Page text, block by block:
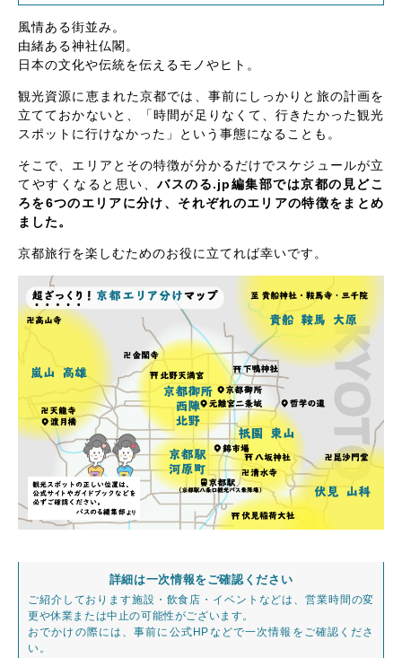
風情ある街並み。
由緒ある神社仏閣。
日本の文化や伝統を伝えるモノやヒト。
観光資源に恵まれた京都では、事前にしっかりと旅の計画を
立てておかないと、「時間が足りなくて、行きたかった観光
スポットに行けなかった」という事態になることも。
そこで、エリアとその特徴が分かるだけでスケジュールが立
てやすくなると思い、バスのる.jp編集部では京都の見どこ
ろを6つのエリアに分け、それぞれのエリアの特徴をまとめ
ました。
京都旅行を楽しむためのお役に立てれば幸いです。
詳細は一次情報をご確認ください
ご紹介しております施設・飲食店・イベントなどは、営業時間の変
更や休業または中止の可能性がございます。
おでかけの際には、事前に公式HPなどで一次情報をご確認くださ
い。